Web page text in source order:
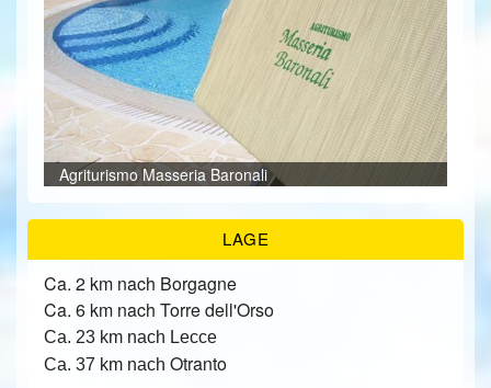
ÜBER UNS
KONTAKT/ANFRAGE
FEEDBACKS
Agriturismo Masseria Baronali
LAGE
Ca. 2 km nach Borgagne
Ca. 6 km nach Torre dell'Orso
Ca. 23 km nach Lecce
Ca. 37 km nach Otranto